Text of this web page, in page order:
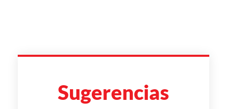
Sugerencias